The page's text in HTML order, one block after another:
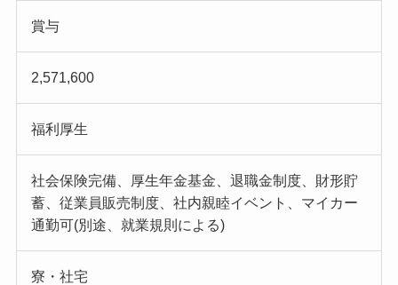
賞与
2,571,600
福利厚生
社会保険完備、厚生年金基金、退職金制度、財形貯
蓄、従業員販売制度、社内親睦イベント、マイカー
通勤可(別途、就業規則による)
寮・社宅